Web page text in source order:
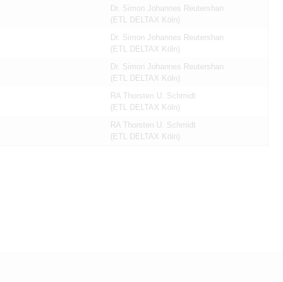
Dr. Simon Johannes Reutershan
(ETL DELTAX Köln)
Dr. Simon Johannes Reutershan
(ETL DELTAX Köln)
Dr. Simon Johannes Reutershan
(ETL DELTAX Köln)
RA Thorsten U. Schmidt
(ETL DELTAX Köln)
RA Thorsten U. Schmidt
(ETL DELTAX Köln)